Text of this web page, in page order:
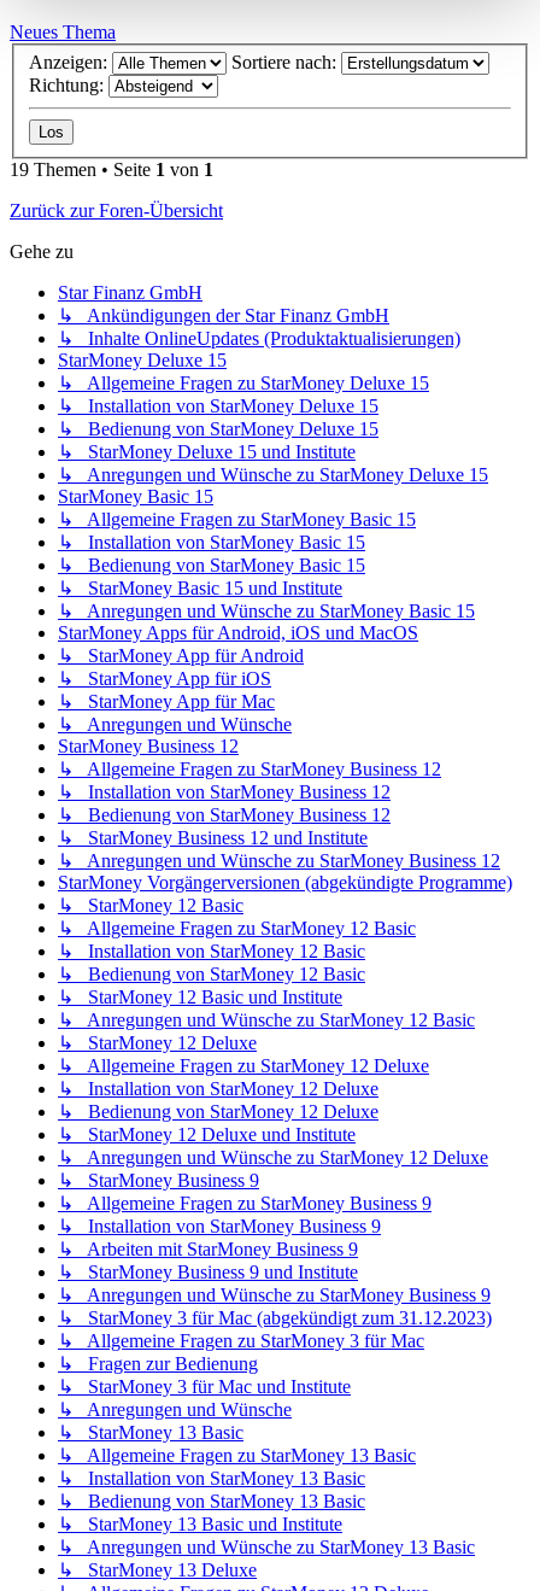
Neues Thema
Anzeigen:
Sortiere nach:
Richtung:
19 Themen • Seite 1 von 1
Zurück zur Foren-Übersicht
Gehe zu
Star Finanz GmbH
↳ Ankündigungen der Star Finanz GmbH
↳ Inhalte OnlineUpdates (Produktaktualisierungen)
StarMoney Deluxe 15
↳ Allgemeine Fragen zu StarMoney Deluxe 15
↳ Installation von StarMoney Deluxe 15
↳ Bedienung von StarMoney Deluxe 15
↳ StarMoney Deluxe 15 und Institute
↳ Anregungen und Wünsche zu StarMoney Deluxe 15
StarMoney Basic 15
↳ Allgemeine Fragen zu StarMoney Basic 15
↳ Installation von StarMoney Basic 15
↳ Bedienung von StarMoney Basic 15
↳ StarMoney Basic 15 und Institute
↳ Anregungen und Wünsche zu StarMoney Basic 15
StarMoney Apps für Android, iOS und MacOS
↳ StarMoney App für Android
↳ StarMoney App für iOS
↳ StarMoney App für Mac
↳ Anregungen und Wünsche
StarMoney Business 12
↳ Allgemeine Fragen zu StarMoney Business 12
↳ Installation von StarMoney Business 12
↳ Bedienung von StarMoney Business 12
↳ StarMoney Business 12 und Institute
↳ Anregungen und Wünsche zu StarMoney Business 12
StarMoney Vorgängerversionen (abgekündigte Programme)
↳ StarMoney 12 Basic
↳ Allgemeine Fragen zu StarMoney 12 Basic
↳ Installation von StarMoney 12 Basic
↳ Bedienung von StarMoney 12 Basic
↳ StarMoney 12 Basic und Institute
↳ Anregungen und Wünsche zu StarMoney 12 Basic
↳ StarMoney 12 Deluxe
↳ Allgemeine Fragen zu StarMoney 12 Deluxe
↳ Installation von StarMoney 12 Deluxe
↳ Bedienung von StarMoney 12 Deluxe
↳ StarMoney 12 Deluxe und Institute
↳ Anregungen und Wünsche zu StarMoney 12 Deluxe
↳ StarMoney Business 9
↳ Allgemeine Fragen zu StarMoney Business 9
↳ Installation von StarMoney Business 9
↳ Arbeiten mit StarMoney Business 9
↳ StarMoney Business 9 und Institute
↳ Anregungen und Wünsche zu StarMoney Business 9
↳ StarMoney 3 für Mac (abgekündigt zum 31.12.2023)
↳ Allgemeine Fragen zu StarMoney 3 für Mac
↳ Fragen zur Bedienung
↳ StarMoney 3 für Mac und Institute
↳ Anregungen und Wünsche
↳ StarMoney 13 Basic
↳ Allgemeine Fragen zu StarMoney 13 Basic
↳ Installation von StarMoney 13 Basic
↳ Bedienung von StarMoney 13 Basic
↳ StarMoney 13 Basic und Institute
↳ Anregungen und Wünsche zu StarMoney 13 Basic
↳ StarMoney 13 Deluxe